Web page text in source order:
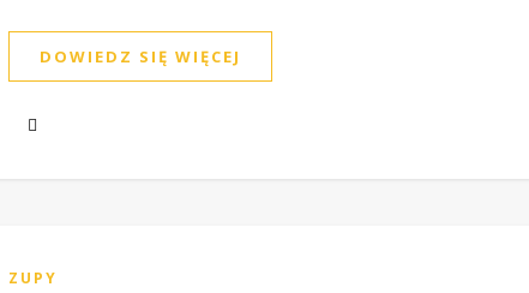
DOWIEDZ SIĘ WIĘCEJ
ZUPY